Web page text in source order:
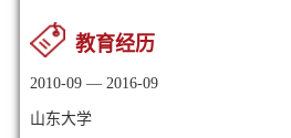
教育经历
2010-09 — 2016-09
山东大学